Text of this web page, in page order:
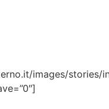
images/stories/